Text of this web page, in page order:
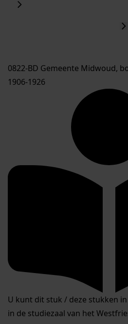
0822-BD Gemeente Midwoud,
1906-1926
U kunt dit stuk / deze stukken
in de studiezaal van het